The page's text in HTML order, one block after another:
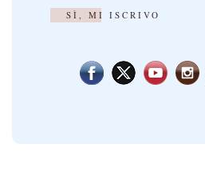
SÌ, MI ISCRIVO